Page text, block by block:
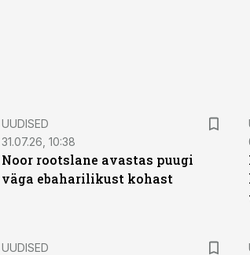
UUDISED
31.07.26, 10:38
Noor rootslane avastas puugi
väga ebaharilikust kohast
UUDISED